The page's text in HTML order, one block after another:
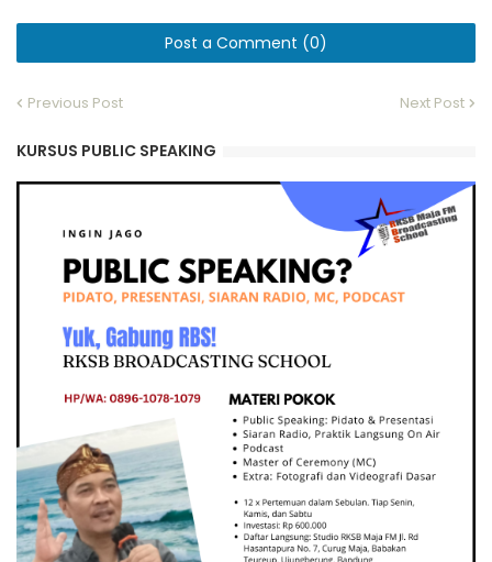
Post a Comment (0)
Previous Post Next Post
KURSUS PUBLIC SPEAKING